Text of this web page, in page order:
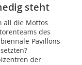
steht
all die Mottos
des
Pavillons
der